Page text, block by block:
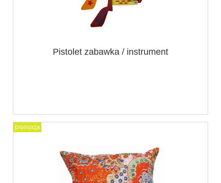
Pistolet zabawka / instrument
promocja